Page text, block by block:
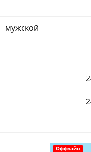
мужской
Оффлайн